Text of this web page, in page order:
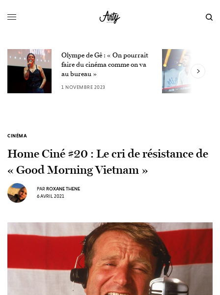
Olympe de Gê : « On pourrait
faire du cinéma comme on va
au bureau »
1 NOVEMBRE 2023
CINÉMA
Home Ciné #20 : Le cri de résistance de
« Good Morning Vietnam »
PAR ROXANE THENE
6 AVRIL 2021